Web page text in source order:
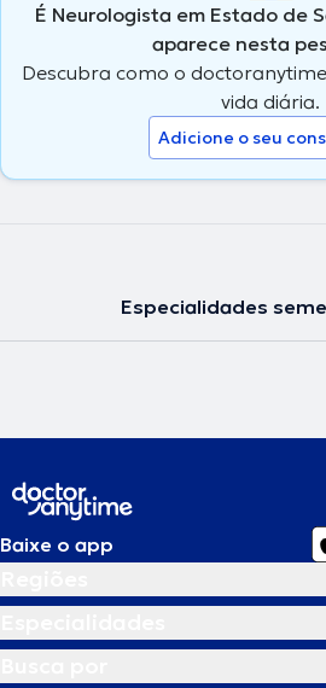
É Neurologista em Estado de
aparece nesta
Descubra como o
vida diária.
Adicione o seu
Especialidades
Baixe o app